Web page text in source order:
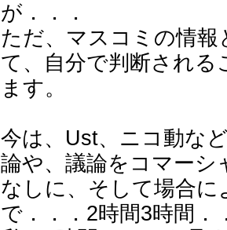
が．．．
ただ、マスコミの情報
て、自分で判断される
ます。
今は、Ust、ニコ動な
論や、議論をコマーシ
なしに、そして場合に
で．．．2時間3時間．